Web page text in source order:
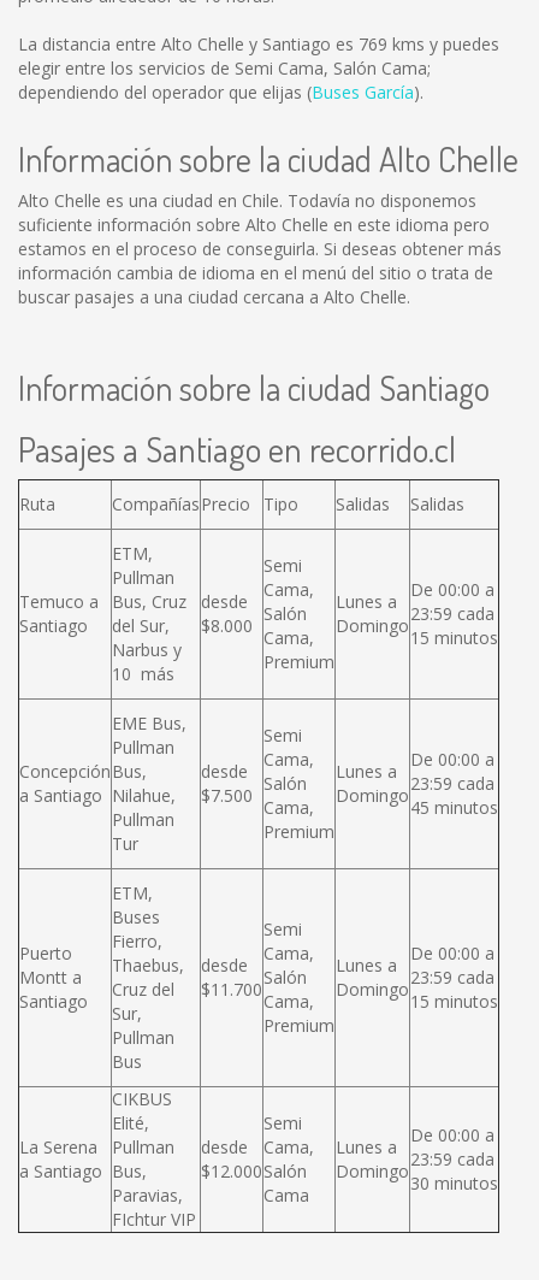
La distancia entre Alto Chelle y Santiago es 769 kms y puedes
elegir entre los servicios de Semi Cama, Salón Cama;
dependiendo del operador que elijas (Buses García).
Información sobre la ciudad Alto Chelle
Alto Chelle es una ciudad en Chile. Todavía no disponemos
suficiente información sobre Alto Chelle en este idioma pero
estamos en el proceso de conseguirla. Si deseas obtener más
información cambia de idioma en el menú del sitio o trata de
buscar pasajes a una ciudad cercana a Alto Chelle.
Información sobre la ciudad Santiago
Pasajes a Santiago en recorrido.cl
Ruta CompañíasPrecio Tipo Salidas Salidas
Temuco a
Santiago
ETM,
Pullman
Bus, Cruz
del Sur,
Narbus y
10 más
desde
$8.000
Semi
Cama,
Salón
Cama,
Premium
Lunes a
Domingo
De 00:00 a
23:59 cada
15 minutos
Concepción
a Santiago
EME Bus,
Pullman
Bus,
Nilahue,
Pullman
Tur
desde
$7.500
Semi
Cama,
Salón
Cama,
Premium
Lunes a
Domingo
De 00:00 a
23:59 cada
45 minutos
Puerto
Montt a
Santiago
ETM,
Buses
Fierro,
Thaebus,
Cruz del
Sur,
Pullman
Bus
desde
$11.700
Semi
Cama,
Salón
Cama,
Premium
Lunes a
Domingo
De 00:00 a
23:59 cada
15 minutos
La Serena
a Santiago
CIKBUS
Elité,
Pullman
Bus,
Paravias,
FIchtur VIP
desde
$12.000
Semi
Cama,
Salón
Cama
Lunes a
Domingo
De 00:00 a
23:59 cada
30 minutos